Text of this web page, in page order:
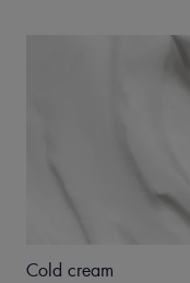
Cold cream